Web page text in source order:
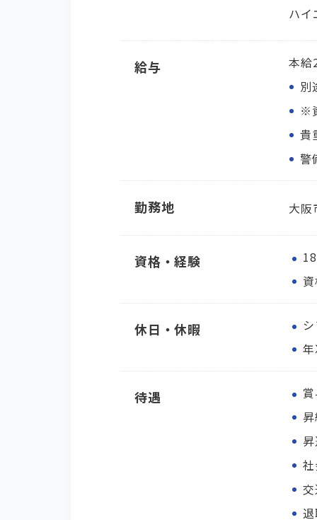
ハイ
給与
本給
別
※
貴
警
勤務地 大阪
資格・経験
休日・休暇
待遇